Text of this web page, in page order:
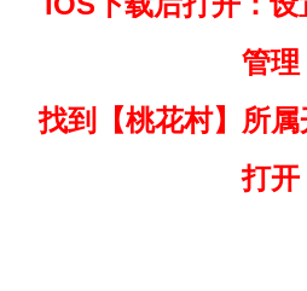
管理
找到
【桃花村】所
打开